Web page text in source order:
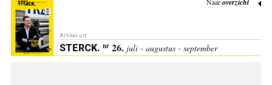
Naaroverzicht
Artikel uit:
STERCK. nr26. juli - augustus - september